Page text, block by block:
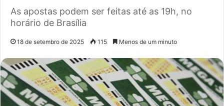
As apostas podem ser feitas até as 19h, no
horário de Brasília
18 de setembro de 2025 115 Menos de um minuto